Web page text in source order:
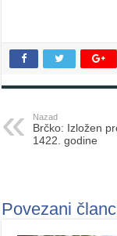
Nazad
Brčko: Izložen
1422. godine
Povezani